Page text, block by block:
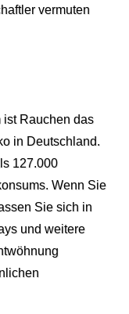
vermuten
ist Rauchen das
in Deutschland.
127.000
Wenn Sie
Sie sich in
und weitere